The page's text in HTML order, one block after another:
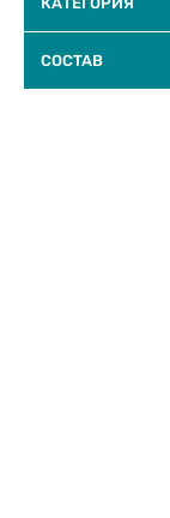
COCTAB